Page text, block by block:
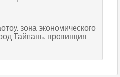
зона экономического
Тайвань, провинция